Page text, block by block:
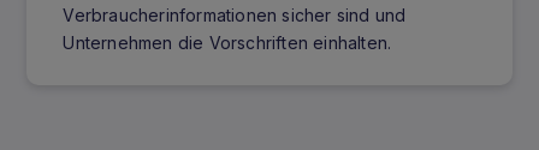
Verbraucherinformationen sicher sind und
Unternehmen die Vorschriften einhalten.